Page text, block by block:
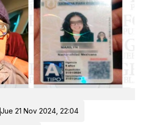
Jue 21 Nov 2024, 22:04